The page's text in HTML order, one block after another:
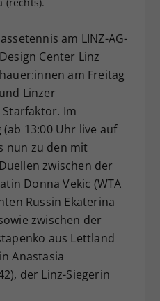
am LINZ-AG-
Center Linz
am Freitag
Linzer
Im
13:00 Uhr live auf
nun zu den mit
zwischen der
Donna Vekic (WTA
Russin Ekaterina
zwischen der
aus Lettland
Anastasia
der Linz-Siegerin
Unter anderem eine
Ihrer
Einstellungen, falls der
dies eingestellt